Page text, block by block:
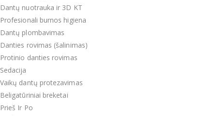
Dantų nuotrauka ir 3D KT
Profesionali burnos higiena
Dantų plombavimas
Danties rovimas (šalinimas)
Protinio danties rovimas
Sedacija
Vaikų dantų protezavimas
Beligatūriniai breketai
Prieš Ir Po